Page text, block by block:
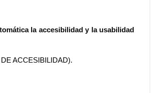
la accesibilidad y la usabilidad
ACCESIBILIDAD).